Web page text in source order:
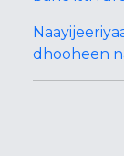
dhooheen